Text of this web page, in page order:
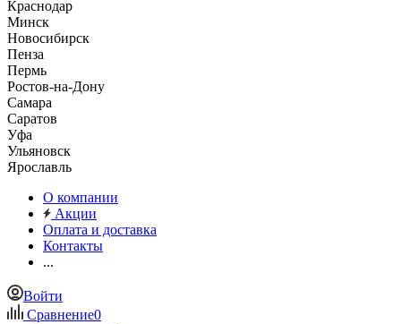
Краснодар
Минск
Новосибирск
Пенза
Пермь
Ростов-на-Дону
Самара
Саратов
Уфа
Ульяновск
Ярославль
О компании
Акции
Оплата и доставка
Контакты
...
Войти
Сравнение0